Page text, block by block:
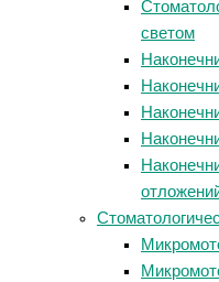
светом